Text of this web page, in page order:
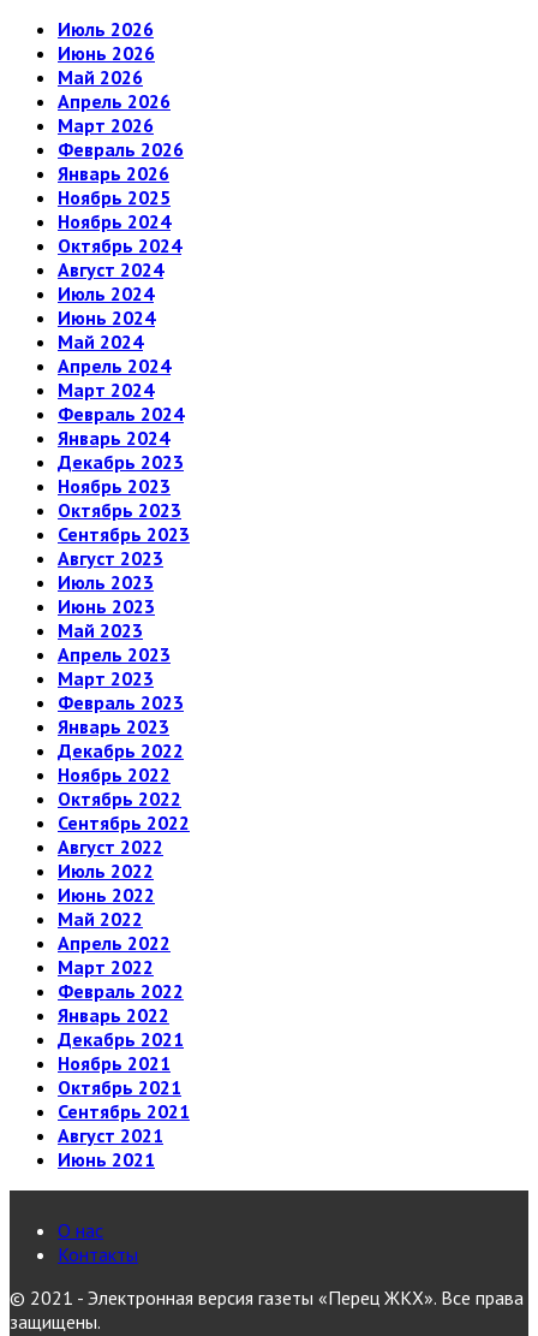
Июль 2026
Июнь 2026
Май 2026
Апрель 2026
Март 2026
Февраль 2026
Январь 2026
Ноябрь 2025
Ноябрь 2024
Октябрь 2024
Август 2024
Июль 2024
Июнь 2024
Май 2024
Апрель 2024
Март 2024
Февраль 2024
Январь 2024
Декабрь 2023
Ноябрь 2023
Октябрь 2023
Сентябрь 2023
Август 2023
Июль 2023
Июнь 2023
Май 2023
Апрель 2023
Март 2023
Февраль 2023
Январь 2023
Декабрь 2022
Ноябрь 2022
Октябрь 2022
Сентябрь 2022
Август 2022
Июль 2022
Июнь 2022
Май 2022
Апрель 2022
Март 2022
Февраль 2022
Январь 2022
Декабрь 2021
Ноябрь 2021
Октябрь 2021
Сентябрь 2021
Август 2021
Июнь 2021
О нас
Контакты
© 2021 - Электронная версия газеты «Перец ЖКХ». Все права
защищены.